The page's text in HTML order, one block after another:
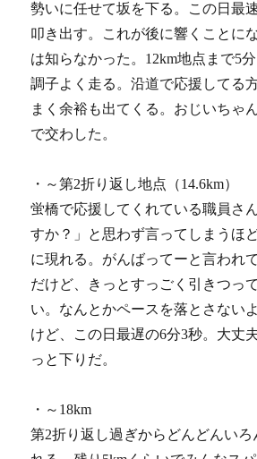
勢いに任せて坂を下る。この日最
叩き出す。これが後に響くことに
は知らなかった。12km地点まで5
調子よく走る。沿道で応援してる
まく余裕も出てくる。おじいちゃ
で交わした。
・～第2折り返し地点（14.6km）
蛍橋で応援してくれている職員さ
すか？」と思わず言ってしまうほ
に現れる。がんばってーと言われ
だけど、きっとすっごく引きつっ
い。なんとかペースを落とさない
けど、この日最遅の6分3秒。大丈
っと下りだ。
・～18km
第2折り返し過ぎからどんどんいろ